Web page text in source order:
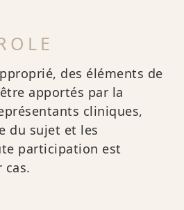
des éléments de
apportés par la
cliniques,
du sujet et les
participation est
cas.